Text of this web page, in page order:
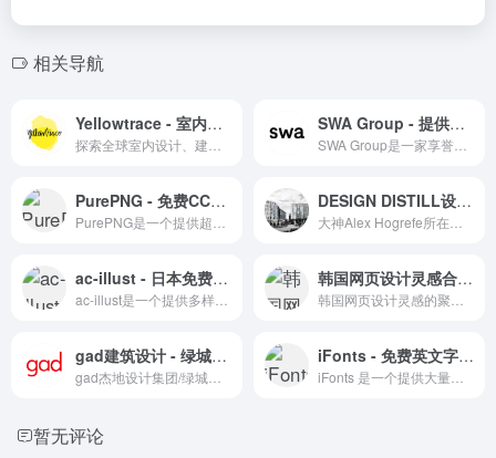
相关导航
Yellowtrace - 室内设计与建筑艺术 SWA Group - 提供先进的工业自动化解决方案
PurePNG - 免费CC0授权的PNG图像库 DESIGN DISTILL设计提炼 - 建筑、城市设计、景观建筑、房地产开发和数字媒体可视化
ac-illust - 日本免费矢量素材站 韩国网页设计灵感合集 - 探索创意与交互的艺术
gad建筑设计 - 绿城设计创新与实践 iFonts - 免费英文字体下载站点
暂无评论